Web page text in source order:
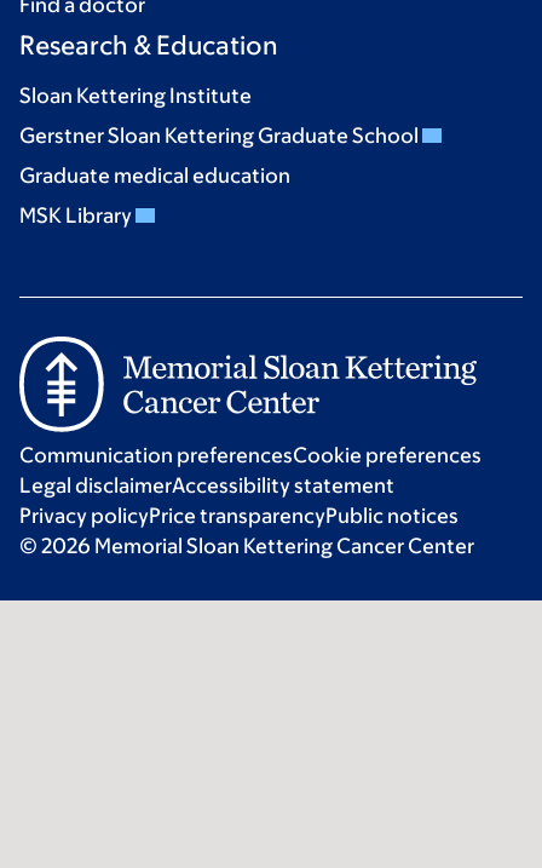
Research & Education
Sloan Kettering Institute
Gerstner Sloan Kettering Graduate School
Graduate medical education
MSK Library
Communication preferencesCookie preferences
Legal disclaimerAccessibility statement
Privacy policyPrice transparencyPublic notices
© 2026 Memorial Sloan Kettering Cancer Center